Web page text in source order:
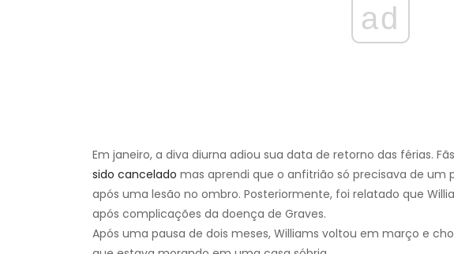
ad
Em janeiro, a diva diurna adiou sua data de retorno das férias.
sido cancelado mas aprendi que o anfitrião só precisava de
após uma lesão no ombro. Posteriormente, foi relatado que
após complicações da doença de Graves.
Após uma pausa de dois meses, Williams voltou em março e